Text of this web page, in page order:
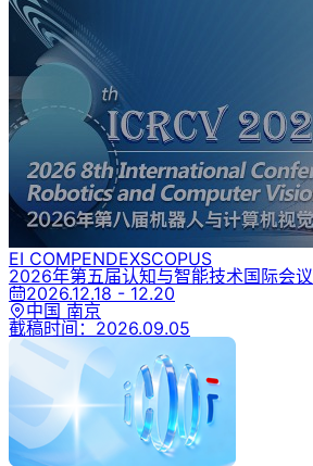
EI COMPENDEXSCOPUS
2026年第五届认知与智能技术国际会议
2026.12.18 - 12.20
中国 南京
截稿时间： 2026.09.05